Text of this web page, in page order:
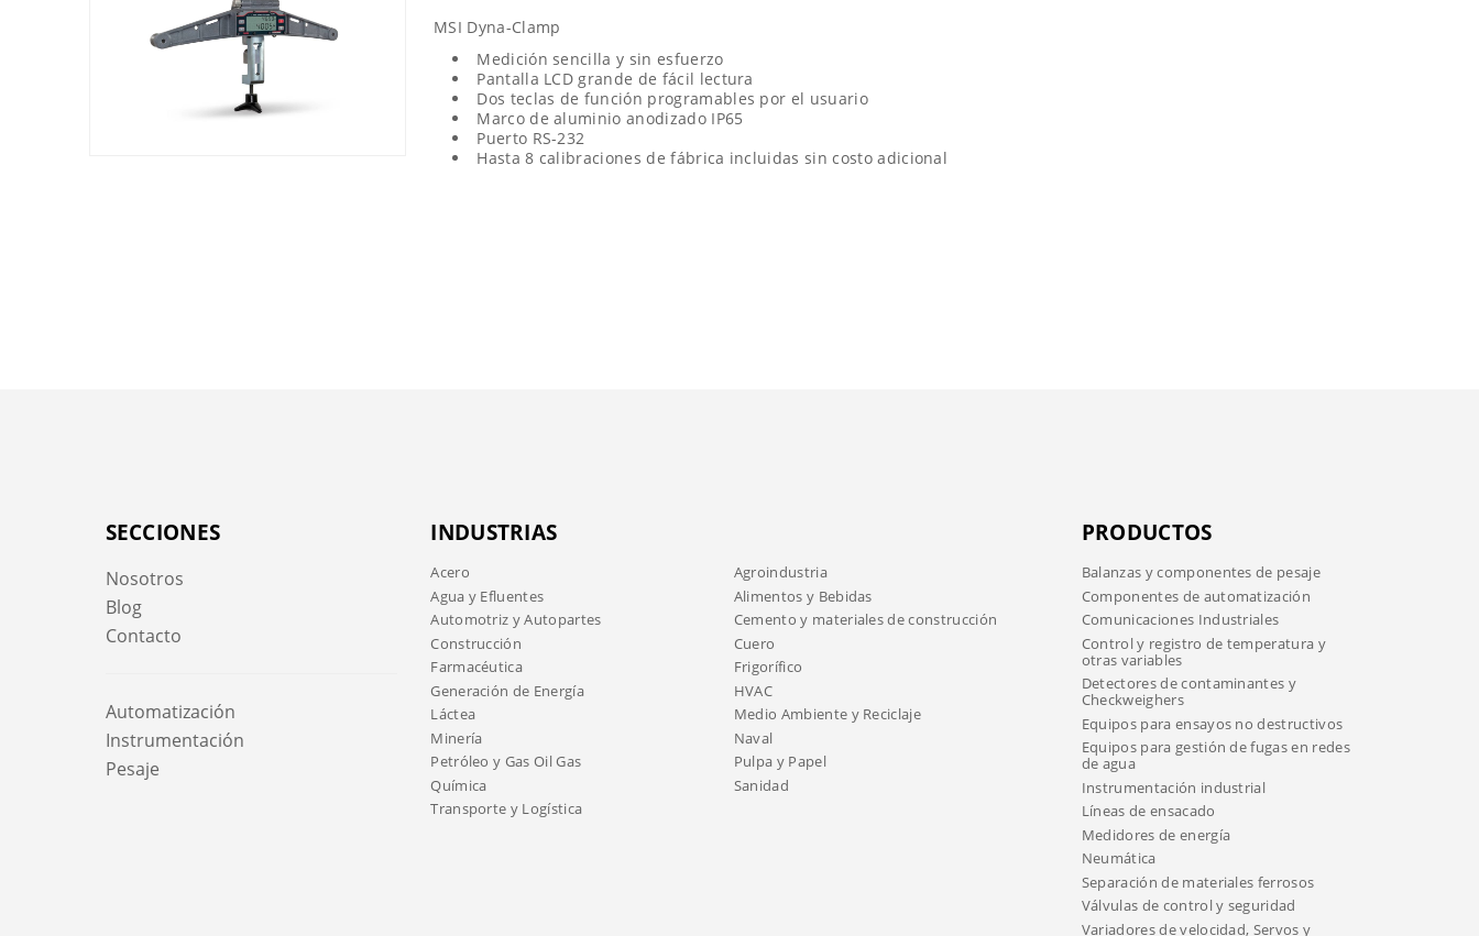
MSI Dyna-Clamp
Medición sencilla y sin esfuerzo
Pantalla LCD grande de fácil lectura
Dos teclas de función programables por el usuario
Marco de aluminio anodizado IP65
Puerto RS-232
Hasta 8 calibraciones de fábrica incluidas sin costo adicional
SECCIONES
Nosotros
Blog
Contacto
Automatización
Instrumentación
Pesaje
INDUSTRIAS
Acero
Agroindustria
Agua y Efluentes
Alimentos y Bebidas
Automotriz y Autopartes
Cemento y materiales de construcción
Construcción
Cuero
Farmacéutica
Frigorífico
Generación de Energía
HVAC
Láctea
Medio Ambiente y Reciclaje
Minería
Naval
Petróleo y Gas Oil Gas
Pulpa y Papel
Química
Sanidad
Transporte y Logística
PRODUCTOS
Balanzas y componentes de pesaje
Componentes de automatización
Comunicaciones Industriales
Control y registro de temperatura y
otras variables
Detectores de contaminantes y
Checkweighers
Equipos para ensayos no destructivos
Equipos para gestión de fugas en redes
de agua
Instrumentación industrial
Líneas de ensacado
Medidores de energía
Neumática
Separación de materiales ferrosos
Válvulas de control y seguridad
Variadores de velocidad, Servos y